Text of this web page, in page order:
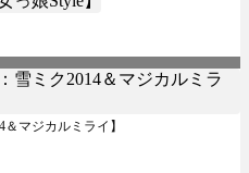
マジカルミライ】